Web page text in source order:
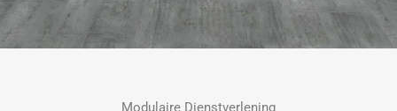
Modulaire Dienstverlening